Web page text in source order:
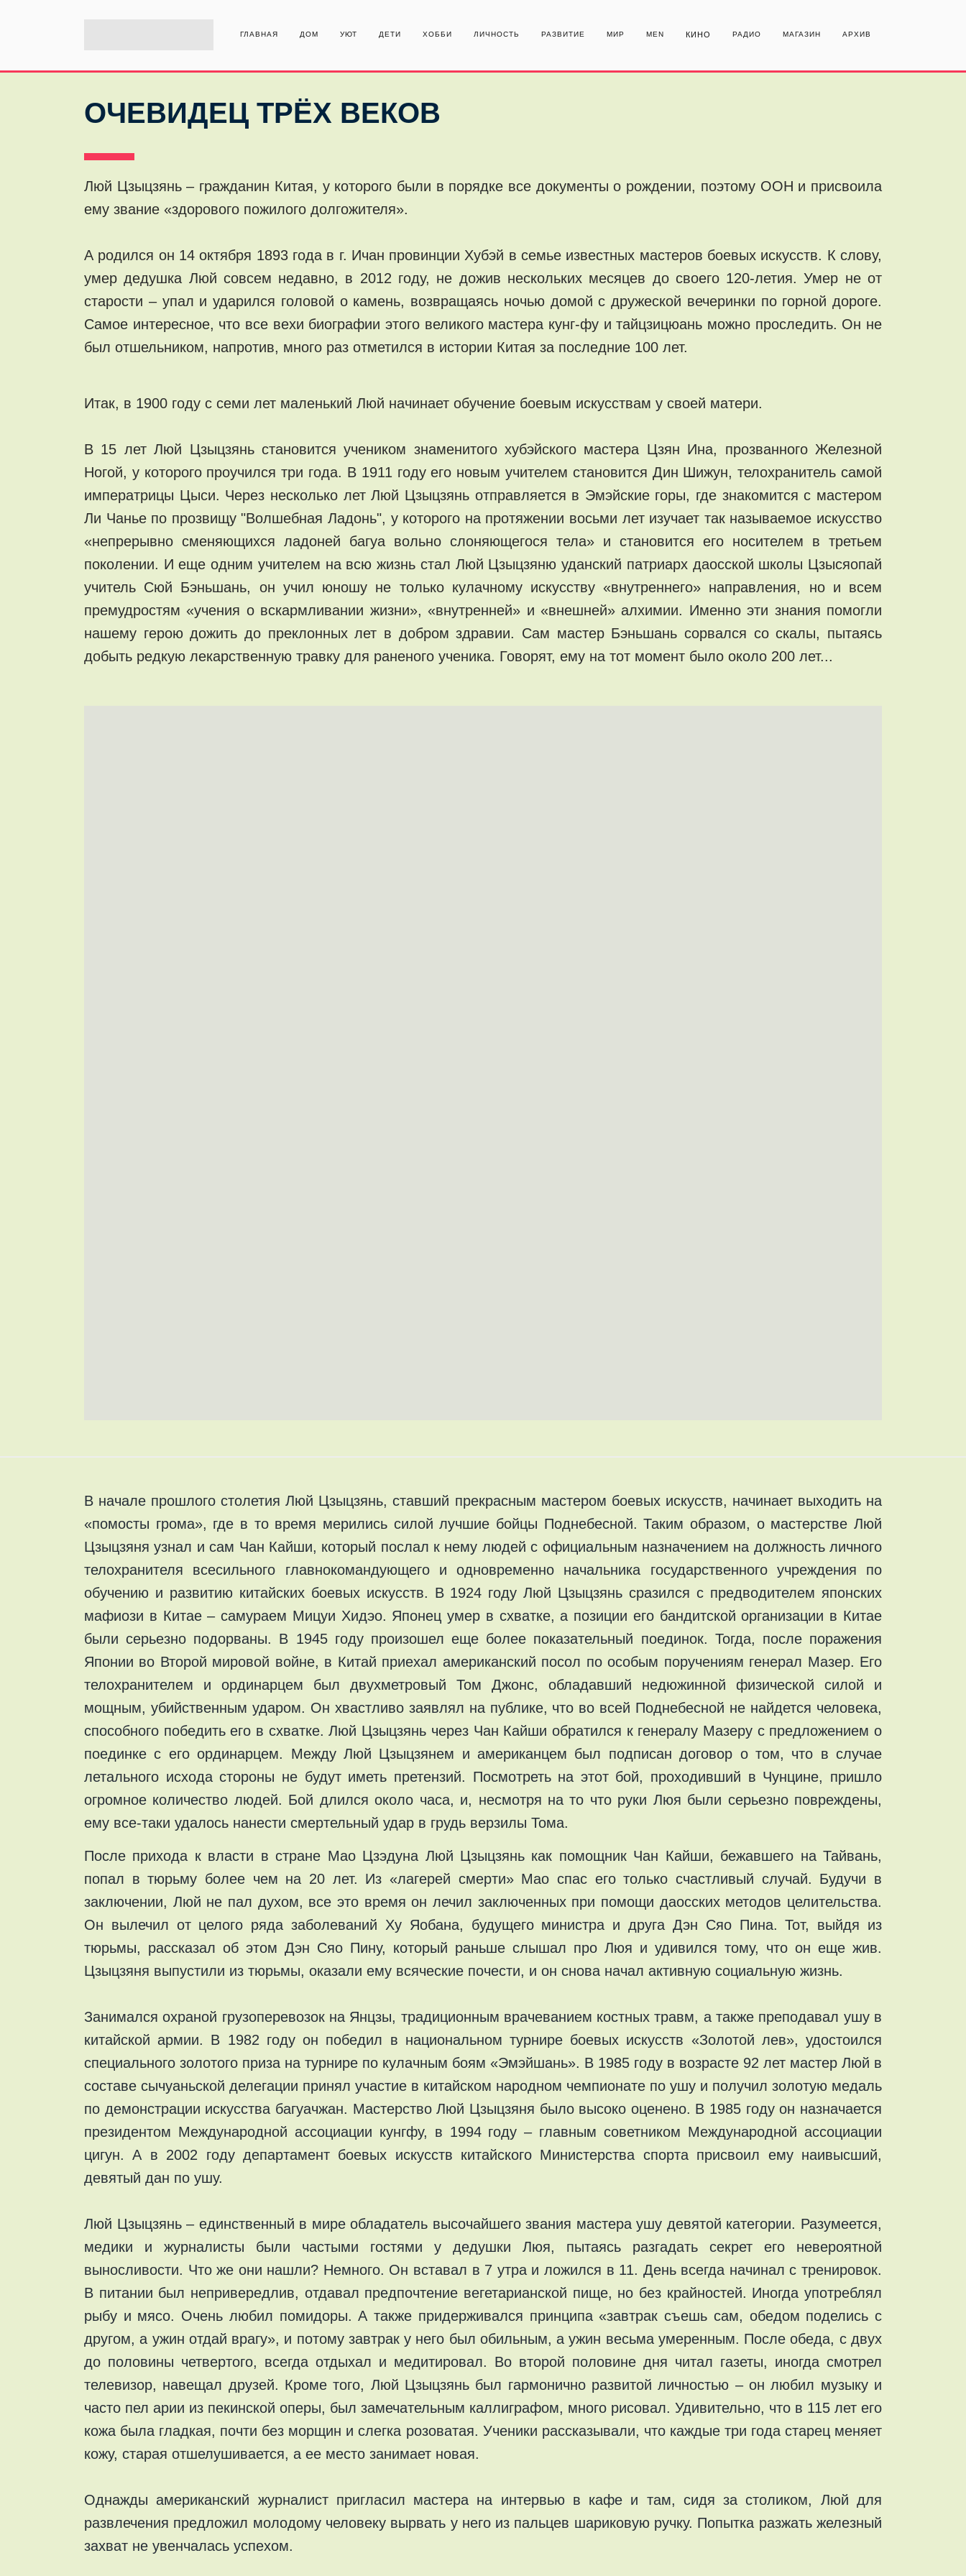
ГЛАВНАЯ ДОМ УЮТ ДЕТИ ХОББИ ЛИЧНОСТЬ РАЗВИТИЕ МИР MEN КИНО РАДИО МАГАЗИН АРХИВ
ОЧЕВИДЕЦ ТРЁХ ВЕКОВ
Люй Цзыцзянь – гражданин Китая, у которого были в порядке все документы о рождении, поэтому ООН и присвоила
ему звание «здорового пожилого долгожителя».
А родился он 14 октября 1893 года в г. Ичан провинции Хубэй в семье известных мастеров боевых искусств. К слову,
умер дедушка Люй совсем недавно, в 2012 году, не дожив нескольких месяцев до своего 120-летия. Умер не от
старости – упал и ударился головой о камень, возвращаясь ночью домой с дружеской вечеринки по горной дороге.
Самое интересное, что все вехи биографии этого великого мастера кунг-фу и тайцзицюань можно проследить. Он не
был отшельником, напротив, много раз отметился в истории Китая за последние 100 лет.
Итак, в 1900 году с семи лет маленький Люй начинает обучение боевым искусствам у своей матери.
В 15 лет Люй Цзыцзянь становится учеником знаменитого хубэйского мастера Цзян Ина, прозванного Железной
Ногой, у которого проучился три года. В 1911 году его новым учителем становится Дин Шижун, телохранитель самой
императрицы Цыси. Через несколько лет Люй Цзыцзянь отправляется в Эмэйские горы, где знакомится с мастером
Ли Чанье по прозвищу "Волшебная Ладонь", у которого на протяжении восьми лет изучает так называемое искусство
«непрерывно сменяющихся ладоней багуа вольно слоняющегося тела» и становится его носителем в третьем
поколении. И еще одним учителем на всю жизнь стал Люй Цзыцзяню уданский патриарх даосской школы Цзысяопай
учитель Сюй Бэньшань, он учил юношу не только кулачному искусству «внутреннего» направления, но и всем
премудростям «учения о вскармливании жизни», «внутренней» и «внешней» алхимии. Именно эти знания помогли
нашему герою дожить до преклонных лет в добром здравии. Сам мастер Бэньшань сорвался со скалы, пытаясь
добыть редкую лекарственную травку для раненого ученика. Говорят, ему на тот момент было около 200 лет...
В начале прошлого столетия Люй Цзыцзянь, ставший прекрасным мастером боевых искусств, начинает выходить на
«помосты грома», где в то время мерились силой лучшие бойцы Поднебесной. Таким образом, о мастерстве Люй
Цзыцзяня узнал и сам Чан Кайши, который послал к нему людей с официальным назначением на должность личного
телохранителя всесильного главнокомандующего и одновременно начальника государственного учреждения по
обучению и развитию китайских боевых искусств. В 1924 году Люй Цзыцзянь сразился с предводителем японских
мафиози в Китае – самураем Мицуи Хидэо. Японец умер в схватке, а позиции его бандитской организации в Китае
были серьезно подорваны. В 1945 году произошел еще более показательный поединок. Тогда, после поражения
Японии во Второй мировой войне, в Китай приехал американский посол по особым поручениям генерал Мазер. Его
телохранителем и ординарцем был двухметровый Том Джонс, обладавший недюжинной физической силой и
мощным, убийственным ударом. Он хвастливо заявлял на публике, что во всей Поднебесной не найдется человека,
способного победить его в схватке. Люй Цзыцзянь через Чан Кайши обратился к генералу Мазеру с предложением о
поединке с его ординарцем. Между Люй Цзыцзянем и американцем был подписан договор о том, что в случае
летального исхода стороны не будут иметь претензий. Посмотреть на этот бой, проходивший в Чунцине, пришло
огромное количество людей. Бой длился около часа, и, несмотря на то что руки Люя были серьезно повреждены,
ему все-таки удалось нанести смертельный удар в грудь верзилы Тома.
После прихода к власти в стране Мао Цзэдуна Люй Цзыцзянь как помощник Чан Кайши, бежавшего на Тайвань,
попал в тюрьму более чем на 20 лет. Из «лагерей смерти» Мао спас его только счастливый случай. Будучи в
заключении, Люй не пал духом, все это время он лечил заключенных при помощи даосских методов целительства.
Он вылечил от целого ряда заболеваний Ху Яобана, будущего министра и друга Дэн Сяо Пина. Тот, выйдя из
тюрьмы, рассказал об этом Дэн Сяо Пину, который раньше слышал про Люя и удивился тому, что он еще жив.
Цзыцзяня выпустили из тюрьмы, оказали ему всяческие почести, и он снова начал активную социальную жизнь.
Занимался охраной грузоперевозок на Янцзы, традиционным врачеванием костных травм, а также преподавал ушу в
китайской армии. В 1982 году он победил в национальном турнире боевых искусств «Золотой лев», удостоился
специального золотого приза на турнире по кулачным боям «Эмэйшань». В 1985 году в возрасте 92 лет мастер Люй в
составе сычуаньской делегации принял участие в китайском народном чемпионате по ушу и получил золотую медаль
по демонстрации искусства багуачжан. Мастерство Люй Цзыцзяня было высоко оценено. В 1985 году он назначается
президентом Международной ассоциации кунгфу, в 1994 году – главным советником Международной ассоциации
цигун. А в 2002 году департамент боевых искусств китайского Министерства спорта присвоил ему наивысший,
девятый дан по ушу.
Люй Цзыцзянь – единственный в мире обладатель высочайшего звания мастера ушу девятой категории. Разумеется,
медики и журналисты были частыми гостями у дедушки Люя, пытаясь разгадать секрет его невероятной
выносливости. Что же они нашли? Немного. Он вставал в 7 утра и ложился в 11. День всегда начинал с тренировок.
В питании был непривередлив, отдавал предпочтение вегетарианской пище, но без крайностей. Иногда употреблял
рыбу и мясо. Очень любил помидоры. А также придерживался принципа «завтрак съешь сам, обедом поделись с
другом, а ужин отдай врагу», и потому завтрак у него был обильным, а ужин весьма умеренным. После обеда, с двух
до половины четвертого, всегда отдыхал и медитировал. Во второй половине дня читал газеты, иногда смотрел
телевизор, навещал друзей. Кроме того, Люй Цзыцзянь был гармонично развитой личностью – он любил музыку и
часто пел арии из пекинской оперы, был замечательным каллиграфом, много рисовал. Удивительно, что в 115 лет его
кожа была гладкая, почти без морщин и слегка розоватая. Ученики рассказывали, что каждые три года старец меняет
кожу, старая отшелушивается, а ее место занимает новая.
Однажды американский журналист пригласил мастера на интервью в кафе и там, сидя за столиком, Люй для
развлечения предложил молодому человеку вырвать у него из пальцев шариковую ручку. Попытка разжать железный
захват не увенчалась успехом.